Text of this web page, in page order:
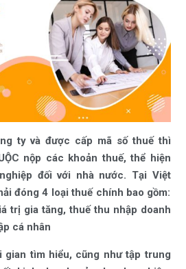
ty và được cấp mã số thuế thì
nộp các khoản thuế, thể hiện
đối với nhà nước. Tại Việt
đóng 4 loại thuế chính bao gồm:
trị gia tăng, thuế thu nhập doanh
cá nhân
gian tìm hiểu, cũng như tập trung